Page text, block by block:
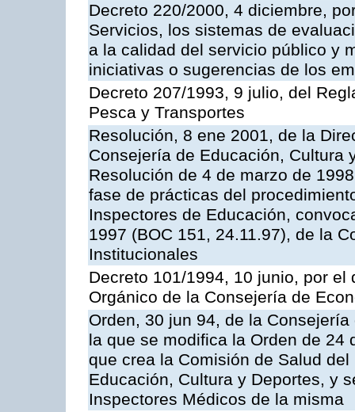
Decreto 220/2000, 4 diciembre,
Servicios, los sistemas de
a la calidad del servicio público y
iniciativas o sugerencias de los
Decreto 207/1993, 9 julio, del
Pesca y Transportes
Resolución, 8 ene 2001, de la
Consejería de Educación, Cultura
Resolución de 4 de marzo de
fase de prácticas del
Inspectores de Educación,
1997 (BOC 151, 24.11.97), de la
Institucionales
Decreto 101/1994, 10 junio, por
Orgánico de la Consejería de
Orden, 30 jun 94, de la
la que se modifica la Orden de 24
que crea la Comisión de Salud
Educación, Cultura y Deportes, y
Inspectores Médicos de la misma